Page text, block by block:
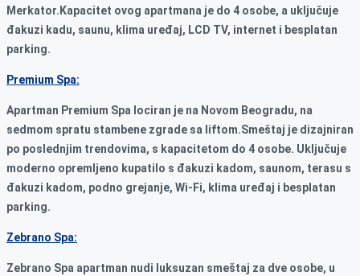
Merkator.Kapacitet ovog apartmana je do 4 osobe, a uključuje
đakuzi kadu, saunu, klima uređaj, LCD TV, internet i besplatan
parking.
Premium Spa:
Apartman Premium Spa lociran je na Novom Beogradu, na
sedmom spratu stambene zgrade sa liftom.Smeštaj je dizajniran
po poslednjim trendovima, s kapacitetom do 4 osobe. Uključuje
moderno opremljeno kupatilo s đakuzi kadom, saunom, terasu s
đakuzi kadom, podno grejanje, Wi-Fi, klima uređaj i besplatan
parking.
Zebrano Spa:
Zebrano Spa apartman nudi luksuzan smeštaj za dve osobe, u